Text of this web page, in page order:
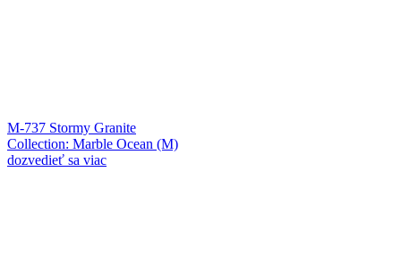
M-737 Stormy Granite
Collection: Marble Ocean (M)
dozvedieť sa viac